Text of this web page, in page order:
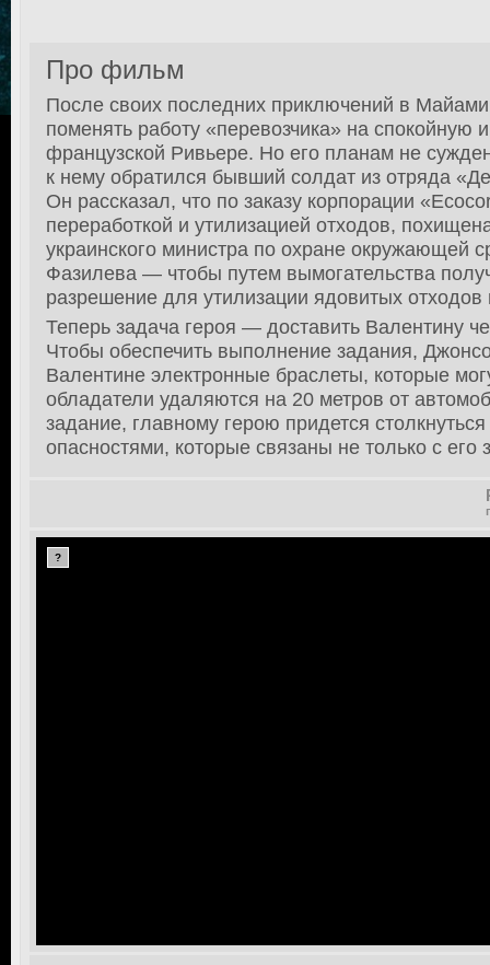
Про фильм
После своих последних приключений в
поменять работу «перевозчика» на спокойную
французской Ривьере. Но его планам не
к нему обратился бывший солдат из отряда
Он рассказал, что по заказу корпорации
переработкой и утилизацией отходов,
украинского министра по охране окружающей
Фазилева — чтобы путем вымогательства
разрешение для утилизации ядовитых отходов
Теперь задача героя — доставить Валентину
Чтобы обеспечить выполнение задания,
Валентине электронные браслеты, которые
обладатели удаляются на 20 метров от
задание, главному герою придется
опасностями, которые связаны не только с его
?